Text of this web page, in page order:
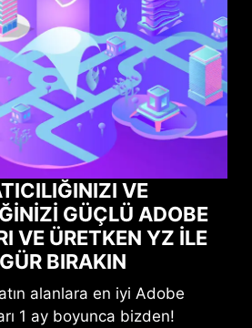
VE
GÜÇLÜ ADOBE
VE ÜRETKEN YZ ILE
BIRAKIN
alanlara en iyi Adobe
1 ay boyunca bizden!